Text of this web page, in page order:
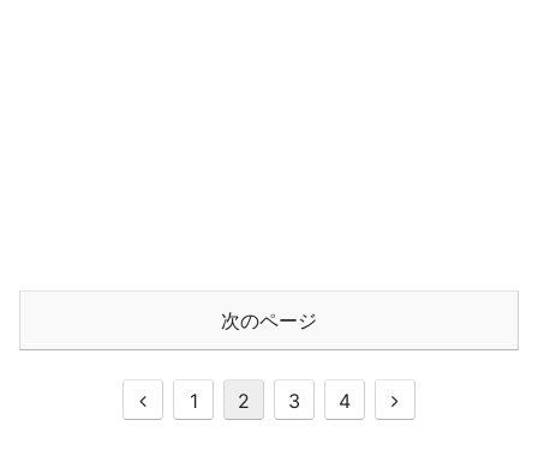
次のページ
前
1 2 3 4
次